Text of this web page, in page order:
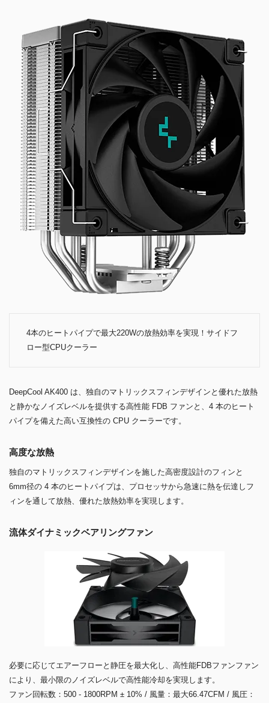
4本のヒートパイプで最大220Wの放熱効率を実現！サイドフ
ロー型CPUクーラー
DeepCool AK400 は、独自のマトリックスフィンデザインと優れた放熱
と静かなノイズレベルを提供する高性能 FDB ファンと、4 本のヒート
パイプを備えた高い互換性の CPU クーラーです。
高度な放熱
独自のマトリックスフィンデザインを施した高密度設計のフィンと
6mm径の 4 本のヒートパイプは、プロセッサから急速に熱を伝達しフ
ィンを通して放熱、優れた放熱効率を実現します。
流体ダイナミックベアリングファン
必要に応じてエアーフローと静圧を最大化し、高性能FDBファンファン
により、最小限のノイズレベルで高性能冷却を実現します。
ファン回転数：500 - 1800RPM ± 10% / 風量：最大66.47CFM / 風圧：